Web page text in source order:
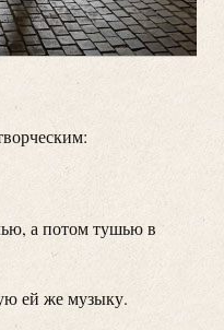
а потом тушью в
ей же музыку.